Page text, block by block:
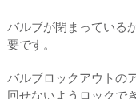
バルブが閉まっている
要です。
バルブロックアウトの
回せないようロックで